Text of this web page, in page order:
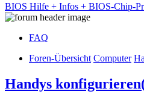
BIOS Hilfe + Infos + BIOS-Chip-
FAQ
Foren-Übersicht Computer
Handys